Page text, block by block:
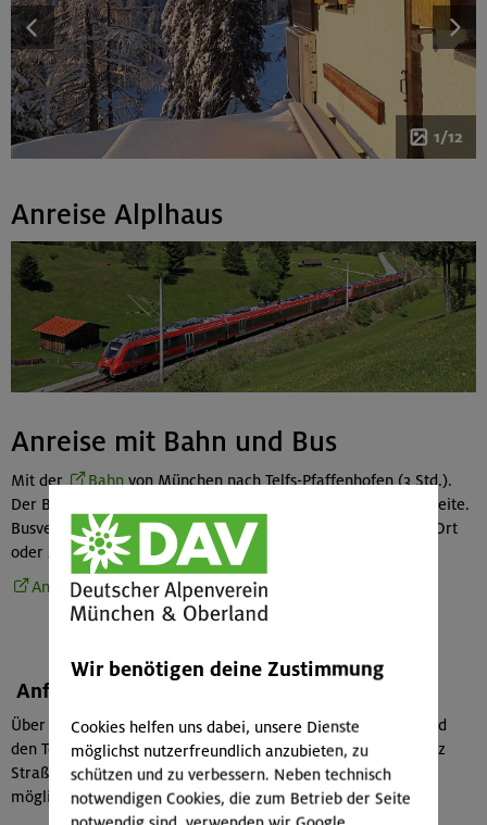
1/12
Anreise Alplhaus
Anreise mit Bahn und Bus
Mit der Bahnvon München nach Telfs-Pfaffenhofen (3 Std.).
Der Bahnhof liegt außerhalb des Ortes an der südlichen Innseite.
Busverbindung nach Affenhausen-Wildermieming von Telfs/Ort
oder zur Bushaltestelle Telfs Sonnensiedlung Nord.
Anreise planen mit MoBY
Anfahrt mit dem Auto
Über die Inntalautobahn oder über Leutasch bzw. Seefeld und
den Telfser Berg – über Lehen bei Telfs zum kleinen Parkplatz
Straßberg vor der Schranke fahren, unbegrenztes Parken
möglich
Wir benötigen deine Zustimmung
Cookies helfen uns dabei, unsere Dienste
möglichst nutzerfreundlich anzubieten, zu
schützen und zu verbessern. Neben technisch
notwendigen Cookies, die zum Betrieb der Seite